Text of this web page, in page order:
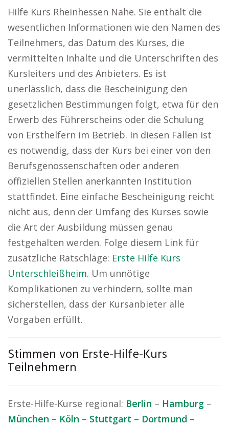
Hilfe Kurs Rheinhessen Nahe. Sie enthält die
wesentlichen Informationen wie den Namen des
Teilnehmers, das Datum des Kurses, die
vermittelten Inhalte und die Unterschriften des
Kursleiters und des Anbieters. Es ist
unerlässlich, dass die Bescheinigung den
gesetzlichen Bestimmungen folgt, etwa für den
Erwerb des Führerscheins oder die Schulung
von Ersthelfern im Betrieb. In diesen Fällen ist
es notwendig, dass der Kurs bei einer von den
Berufsgenossenschaften oder anderen
offiziellen Stellen anerkannten Institution
stattfindet. Eine einfache Bescheinigung reicht
nicht aus, denn der Umfang des Kurses sowie
die Art der Ausbildung müssen genau
festgehalten werden. Folge diesem Link für
zusätzliche Ratschläge: Erste Hilfe Kurs
Unterschleißheim. Um unnötige
Komplikationen zu verhindern, sollte man
sicherstellen, dass der Kursanbieter alle
Vorgaben erfüllt.
Stimmen von Erste-Hilfe-Kurs
Teilnehmern
Erste-Hilfe-Kurse regional: Berlin – Hamburg –
München – Köln – Stuttgart – Dortmund –